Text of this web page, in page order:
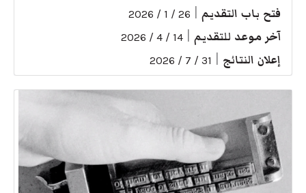
فتح باب التقديم 26 / 1 / 2026
آخر موعد للتقديم 14 / 4 / 2026
إعلان النتائج 31 / 7 / 2026